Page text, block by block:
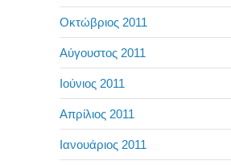
Οκτώβριος 2011
Αύγουστος 2011
Ιούνιος 2011
Απρίλιος 2011
Ιανουάριος 2011